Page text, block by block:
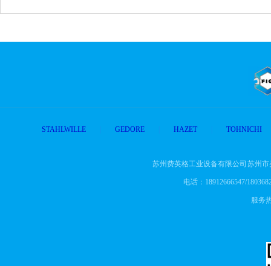
STAHLWILLE GEDORE HAZET TOHNICHI
苏州费英格工业设备有限公司 苏州
电话：18912666547/
服务